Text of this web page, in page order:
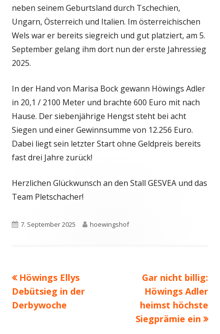
neben seinem Geburtsland durch Tschechien,
Ungarn, Österreich und Italien. Im österreichischen
Wels war er bereits siegreich und gut platziert, am 5.
September gelang ihm dort nun der erste Jahressieg
2025.
In der Hand von Marisa Bock gewann Höwings Adler
in 20,1 / 2100 Meter und brachte 600 Euro mit nach
Hause. Der siebenjährige Hengst steht bei acht
Siegen und einer Gewinnsumme von 12.256 Euro.
Dabei liegt sein letzter Start ohne Geldpreis bereits
fast drei Jahre zurück!
Herzlichen Glückwunsch an den Stall GESVEA und das
Team Pletschacher!
Veröffentlicht
7. September 2025 Autor
hoewingshof
Beitragsnavigation
Vorheriger
Beitrag:
Höwings Ellys
Debütsieg in der
Derbywoche
Nächster
Beitrag
Gar nicht billig:
Höwings Adler
heimst höchste
Siegprämie ein